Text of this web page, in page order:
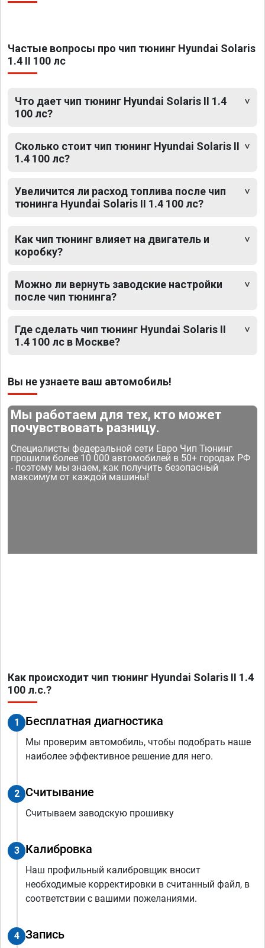
Частые вопросы про чип тюнинг Hyundai Solaris
1.4 II 100 лс
Что дает чип тюнинг Hyundai Solaris II 1.4
100 лс?
Сколько стоит чип тюнинг Hyundai Solaris II
1.4 100 лс?
Увеличится ли расход топлива после чип
тюнинга Hyundai Solaris II 1.4 100 лс?
Как чип тюнинг влияет на двигатель и
коробку?
Можно ли вернуть заводские настройки
после чип тюнинга?
Где сделать чип тюнинг Hyundai Solaris II
1.4 100 лс в Москве?
Вы не узнаете ваш автомобиль!
Мы работаем для тех, кто может
почувствовать разницу.
Специалисты федеральной сети Евро Чип Тюнинг
прошили более 10 000 автомобилей в 50+ городах РФ
- поэтому мы знаем, как получить безопасный
максимум от каждой машины!
Как происходит чип тюнинг Hyundai Solaris II 1.4
100 л.с.?
1 Бесплатная диагностика
Мы проверим автомобиль, чтобы подобрать наше
наиболее эффективное решение для него.
2 Считывание
Считываем заводскую прошивку
3 Калибровка
Наш профильный калибровщик вносит
необходимые корректировки в считанный файл, в
соответствии с вашими пожеланиями.
4 Запись